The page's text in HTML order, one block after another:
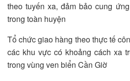
theo tuyến xa, đảm bảo cung
trong toàn huyện
Tổ chức giao hàng theo thực tế
các khu vực có khoảng cách xa
trong vùng ven biển Cần Giờ